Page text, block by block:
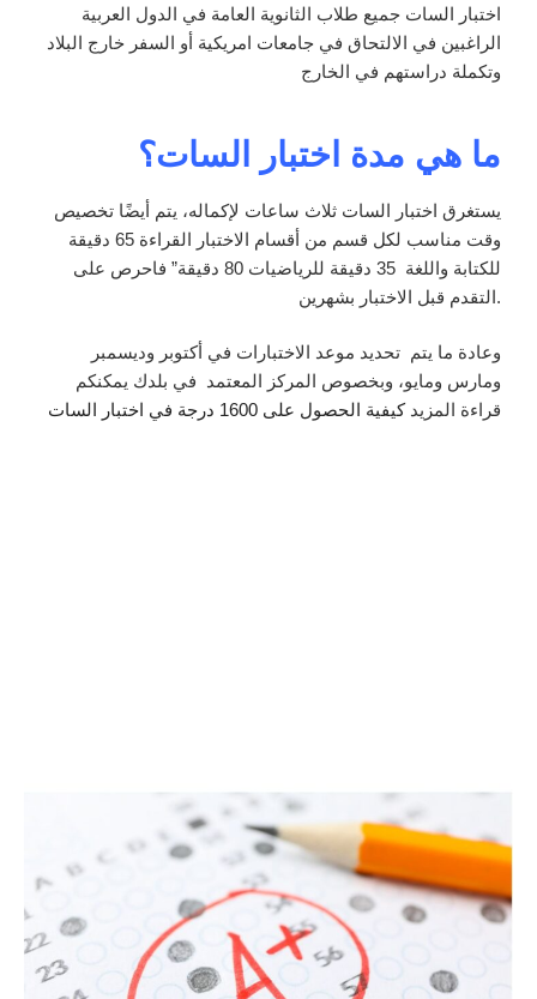
اختبار السات جميع طلاب الثانوية العامة في الدول العربية
الراغبين في الالتحاق في جامعات امريكية أو السفر خارج البلاد
وتكملة دراستهم في الخارج
ما هي مدة اختبار السات؟
وقت مناسب لكل قسم من أقسام الاختبار القراءة 65 دقيقة
للكتابة واللغة 35 دقيقة للرياضيات 80 دقيقة” فاحرص على
التقدم قبل الاختبار بشهرين.
وعادة ما يتم تحديد موعد الاختبارات في أكتوبر وديسمبر
ومارس ومايو، وبخصوص المركز المعتمد في بلدك يمكنكم
قراءة المزيدكيفية الحصول على 1600 درجة في اختبار السات